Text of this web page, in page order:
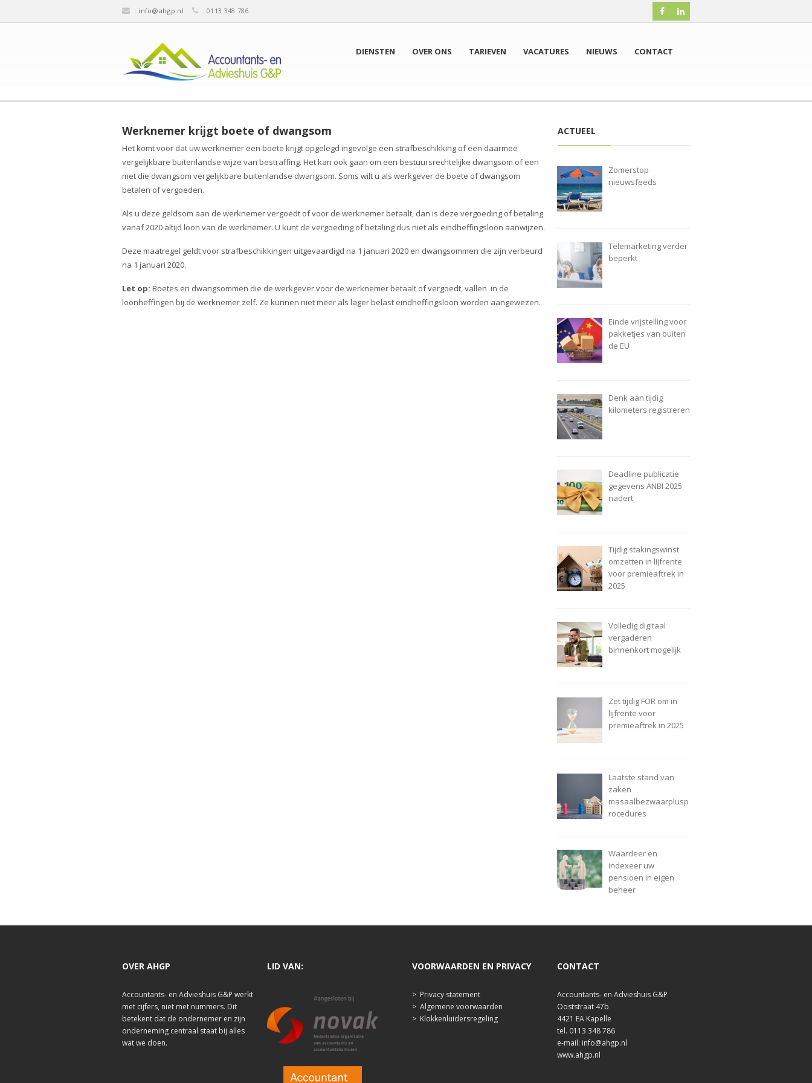
: info@ahgp.nl : 0113 348 786
DIENSTEN OVER ONS TARIEVEN VACATURES NIEUWS CONTACT
Werknemer krijgt boete of dwangsom
Het komt voor dat uw werknemer een boete krijgt opgelegd ingevolge een strafbeschikking of een daarmee
vergelijkbare buitenlandse wijze van bestraffing. Het kan ook gaan om een bestuursrechtelijke dwangsom of een
met die dwangsom vergelijkbare buitenlandse dwangsom. Soms wilt u als werkgever de boete of dwangsom
betalen of vergoeden.
Als u deze geldsom aan de werknemer vergoedt of voor de werknemer betaalt, dan is deze vergoeding of betaling
vanaf 2020 altijd loon van de werknemer. U kunt de vergoeding of betaling dus niet als eindheffingsloon aanwijzen.
Deze maatregel geldt voor strafbeschikkingen uitgevaardigd na 1 januari 2020 en dwangsommen die zijn verbeurd
na 1 januari 2020.
Let op: Boetes en dwangsommen die de werkgever voor de werknemer betaalt of vergoedt, vallen in de
loonheffingen bij de werknemer zelf. Ze kunnen niet meer als lager belast eindheffingsloon worden aangewezen.
ACTUEEL
Zomerstop
nieuwsfeeds
Telemarketing verder
beperkt
Einde vrijstelling voor
pakketjes van buiten
de EU
Denk aan tijdig
kilometers registreren
Deadline publicatie
gegevens ANBI 2025
nadert
Tijdig stakingswinst
omzetten in lijfrente
voor premieaftrek in
2025
Volledig digitaal
vergaderen
binnenkort mogelijk
Zet tijdig FOR om in
lijfrente voor
premieaftrek in 2025
Laatste stand van
zaken
masaalbezwaarplusp
rocedures
Waardeer en
indexeer uw
pensioen in eigen
beheer
OVER AHGP
Accountants- en Advieshuis G&P werkt
met cijfers, niet met nummers. Dit
betekent dat de ondernemer en zijn
onderneming centraal staat bij alles
wat we doen.
LID VAN: VOORWAARDEN EN PRIVACY
> Privacy statement
> Algemene voorwaarden
> Klokkenluidersregeling
CONTACT
Accountants- en Advieshuis G&P
Ooststraat 47b
4421 EA Kapelle
tel. 0113 348 786
e-mail: info@ahgp.nl
www.ahgp.nl